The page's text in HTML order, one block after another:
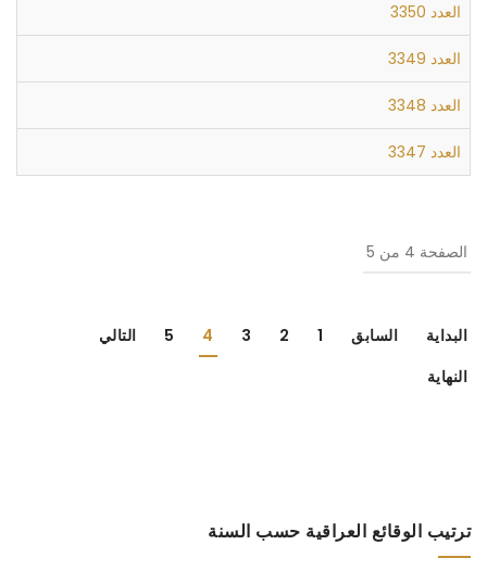
العدد 3350
العدد 3349
العدد 3348
العدد 3347
الصفحة 4 من 5
البداية السابق 1
2
3
4
5
التالي
النهاية
ترتيب الوقائع العراقية حسب السنة